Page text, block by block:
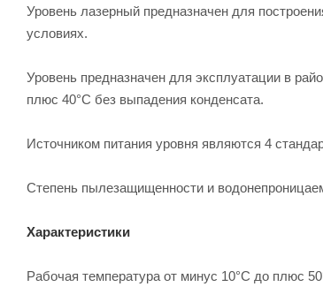
Уровень лазерный предназначен для
условиях.
Уровень предназначен для эксплуатации в
плюс 40°С без выпадения конденсата.
Источником питания уровня являются 4
Степень пылезащищенности и
Характеристики
Рабочая температура от минус 10°С до плюс